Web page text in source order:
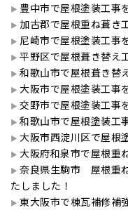
豊中市で屋根塗装工事
加古郡で屋根重ね葺き
尼崎市で屋根塗装工事
平野区で屋根葺き替え
和歌山市で屋根葺き替
大阪市で屋根塗装工事
交野市で屋根塗装工事
和歌山市で屋根塗装工
大阪市西淀川区で屋根
大阪府和泉市で屋根重
奈良県生駒市 屋根重
たしました！
東大阪市で棟瓦補修補